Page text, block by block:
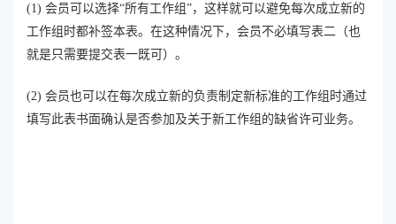
(1) 会员可以选择“所有工作组”，这样就可以避免每次成立新的
工作组时都补签本表。在这种情况下，会员不必填写表二（也
就是只需要提交表一既可）。
(2) 会员也可以在每次成立新的负责制定新标准的工作组时通过
填写此表书面确认是否参加及关于新工作组的缺省许可业务。